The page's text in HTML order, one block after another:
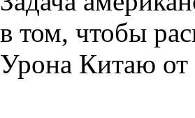
в том, чтобы
Урона Китаю от